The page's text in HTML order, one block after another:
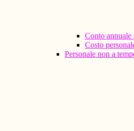
Conto annuale
Costo
Personale non a